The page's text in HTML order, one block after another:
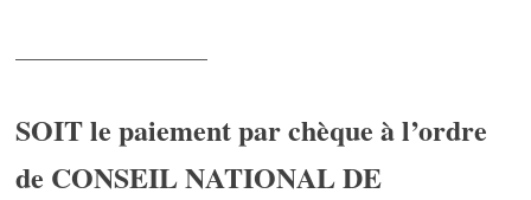
—————————
SOIT le paiement par chèque à l’ordre
de CONSEIL NATIONAL DE